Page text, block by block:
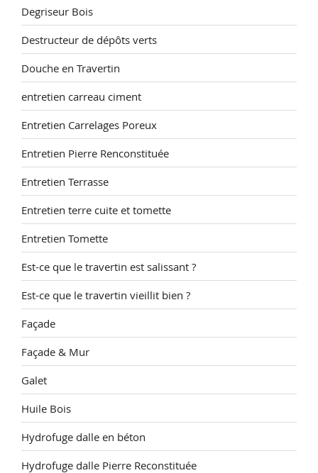
Degriseur Bois
Destructeur de dépôts verts
Douche en Travertin
entretien carreau ciment
Entretien Carrelages Poreux
Entretien Pierre Renconstituée
Entretien Terrasse
Entretien terre cuite et tomette
Entretien Tomette
Est-ce que le travertin est salissant ?
Est-ce que le travertin vieillit bien ?
Façade
Façade & Mur
Galet
Huile Bois
Hydrofuge dalle en béton
Hydrofuge dalle Pierre Reconstituée